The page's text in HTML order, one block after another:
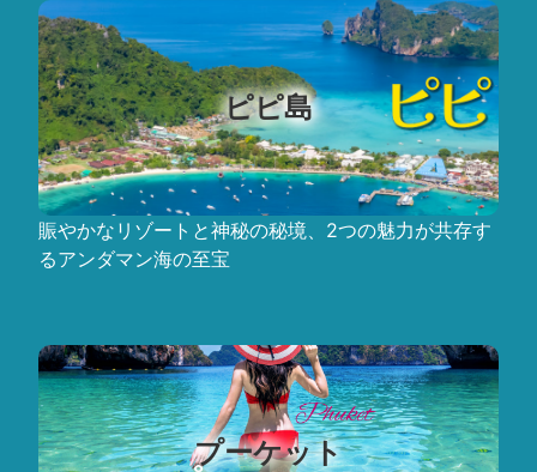
ピピ島
賑やかなリゾートと神秘の秘境、2つの魅力が共存す
るアンダマン海の至宝
プーケット